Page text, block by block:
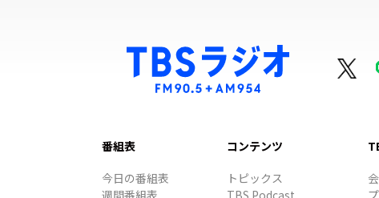
番組表
今日の番組表
週間番組表
コンテンツ
トピックス
TBS Podcast